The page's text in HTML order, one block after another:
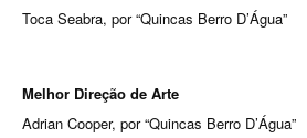
Toca Seabra, por “Quincas Berro D’Água”
Melhor Direção de Arte
Adrian Cooper, por “Quincas Berro D’Água”